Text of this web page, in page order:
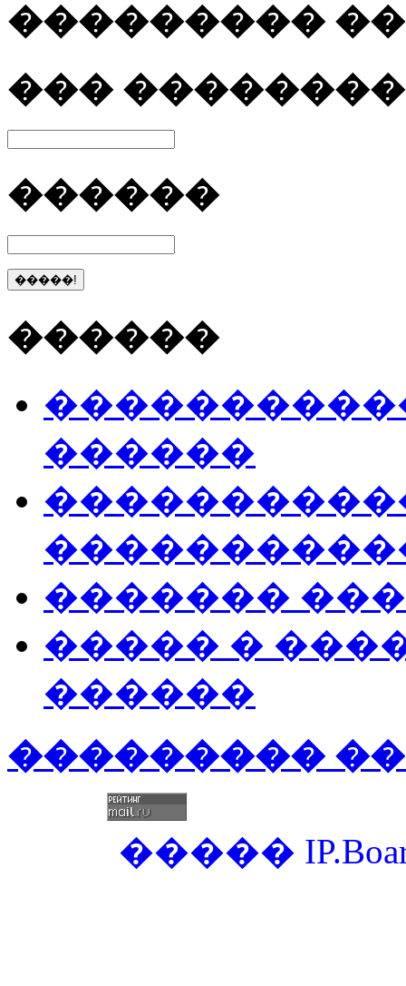
���������
���
������
������
������
�������
����� �
������
���������
�����